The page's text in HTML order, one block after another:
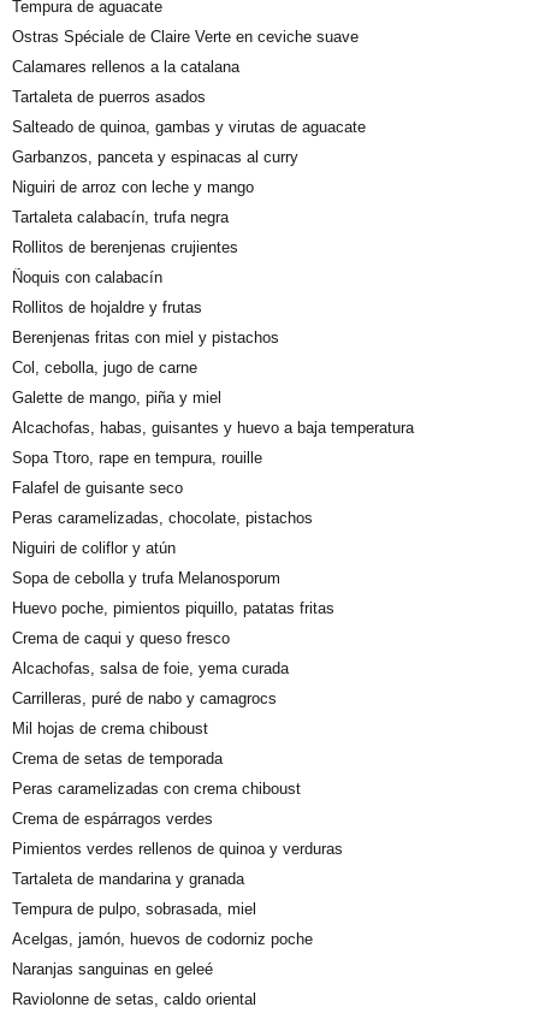
Tempura de aguacate
Ostras Spéciale de Claire Verte en ceviche suave
Calamares rellenos a la catalana
Tartaleta de puerros asados
Salteado de quinoa, gambas y virutas de aguacate
Garbanzos, panceta y espinacas al curry
Niguiri de arroz con leche y mango
Tartaleta calabacín, trufa negra
Rollitos de berenjenas crujientes
Ñoquis con calabacín
Rollitos de hojaldre y frutas
Berenjenas fritas con miel y pistachos
Col, cebolla, jugo de carne
Galette de mango, piña y miel
Alcachofas, habas, guisantes y huevo a baja temperatura
Sopa Ttoro, rape en tempura, rouille
Falafel de guisante seco
Peras caramelizadas, chocolate, pistachos
Niguiri de coliflor y atún
Sopa de cebolla y trufa Melanosporum
Huevo poche, pimientos piquillo, patatas fritas
Crema de caqui y queso fresco
Alcachofas, salsa de foie, yema curada
Carrilleras, puré de nabo y camagrocs
Mil hojas de crema chiboust
Crema de setas de temporada
Peras caramelizadas con crema chiboust
Crema de espárragos verdes
Pimientos verdes rellenos de quinoa y verduras
Tartaleta de mandarina y granada
Tempura de pulpo, sobrasada, miel
Acelgas, jamón, huevos de codorniz poche
Naranjas sanguinas en geleé
Raviolonne de setas, caldo oriental